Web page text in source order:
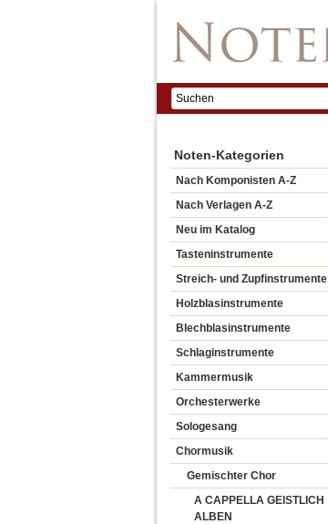
Noten-Kategorien
Nach Komponisten A-Z
Nach Verlagen A-Z
Neu im Katalog
Tasteninstrumente
Streich- und Zupfinstrumente
Holzblasinstrumente
Blechblasinstrumente
Schlaginstrumente
Kammermusik
Orchesterwerke
Sologesang
Chormusik
Gemischter Chor
A CAPPELLA GEISTLICH
ALBEN